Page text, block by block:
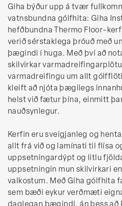
Giha býður upp á tvær
vatnsbundna gólfhita: Giha
hefðbundna Thermo Floor-
verið sérstaklega þróuð með
þægindi í huga. Með því að
skilvirkar
varmadreifingu um allt
kleift að njóta þægilegs
helst við fætur þína, einmitt
nauðsynlegur.
Kerfin eru sveigjanleg og
allt frá við og lamínati til flísa
uppsetningardýpt og litlu
uppsetningin mun skilvirkari
valkostum. Með Giha gólfhita
sem bæði eykur verðmæti
daglegan þægindi, án þess